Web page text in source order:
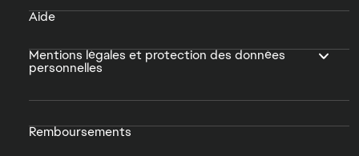
Aide
Mentions légales et protection des données
personnelles
Remboursements